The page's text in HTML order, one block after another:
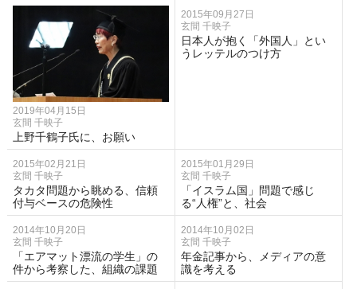
2019年04月15日
玄間 千映子
上野千鶴子氏に、お願い
2015年09月27日
玄間 千映子
日本人が抱く「外国人」とい
うレッテルのつけ方
2015年02月21日
玄間 千映子
タカタ問題から眺める、信頼
付与ベースの危険性
2015年01月29日
玄間 千映子
「イスラム国」問題で感じ
る“人権”と、社会
2014年10月20日
玄間 千映子
「エアマット漂流の学生」の
件から考察した、組織の課題
2014年10月02日
玄間 千映子
年金記事から、メディアの意
識を考える